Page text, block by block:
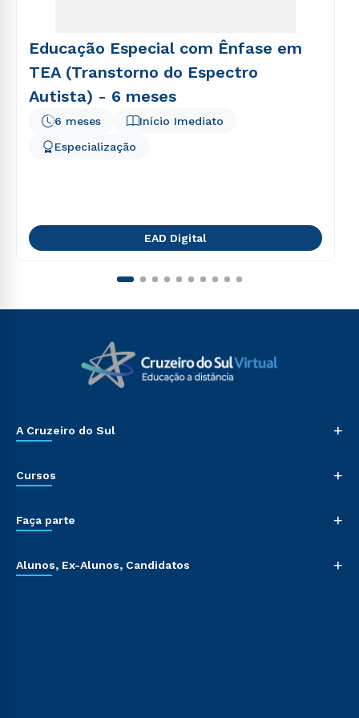
Educação Especial com Ênfase em
TEA (Transtorno do Espectro
Autista) - 6 meses
Início Imediato
6 meses
Especialização
EAD Digital
A Cruzeiro do Sul +
Cursos +
Faça parte +
Alunos, Ex-Alunos, Candidatos +